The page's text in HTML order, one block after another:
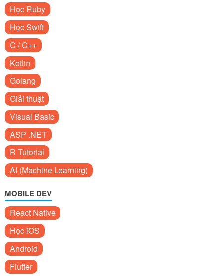
Học Ruby
Học Swift
C / C++
Kotlin
Golang
Giải thuật
Visual Basic
ASP .NET
R Tutorial
AI (Machine Learning)
MOBILE DEV
React Native
Học iOS
Android
Flutter